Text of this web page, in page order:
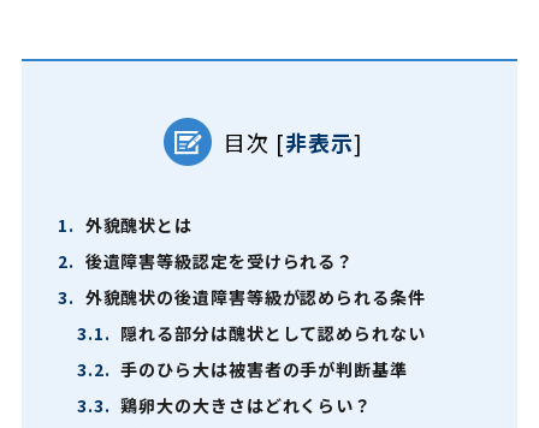
目次 [非表示]
1. 外貌醜状とは
2. 後遺障害等級認定を受けられる？
3. 外貌醜状の後遺障害等級が認められる条件
3.1. 隠れる部分は醜状として認められない
3.2. 手のひら大は被害者の手が判断基準
3.3. 鶏卵大の大きさはどれくらい？